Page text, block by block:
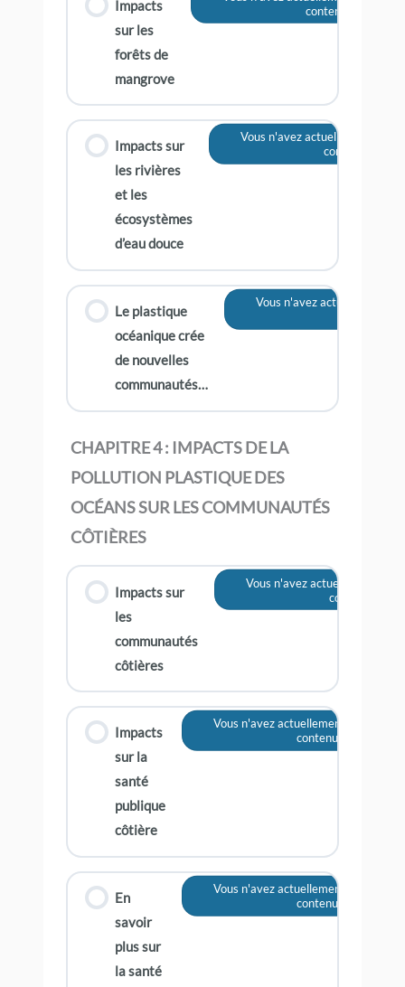
Impacts
sur les
forêts de
mangrove
contenu
Impacts sur
les rivières
et les
écosystèmes
d’eau douce
Vous n'avez actuellement pas
contenu
Le plastique
océanique crée
de nouvelles
communautés…
Vous n'avez actuellement
CHAPITRE 4 : IMPACTS DE LA
POLLUTION PLASTIQUE DES
OCÉANS SUR LES COMMUNAUTÉS
CÔTIÈRES
Impacts sur
les
communautés
côtières
Vous n'avez actuellement pas
contenu
Impacts
sur la
santé
publique
côtière
Vous n'avez actuellement pas accès
contenu
En
savoir
plus sur
la santé
Vous n'avez actuellement pas accès
contenu